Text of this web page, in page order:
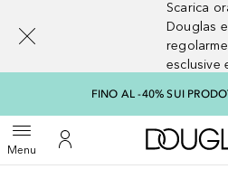
Scarica
Douglas
esclusive
FINO AL -40% SUI
MenuApri menuAl Mio Account
Torna indietro
Esegui ricerca
[navigation.slideout.screenreader]